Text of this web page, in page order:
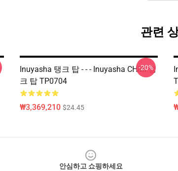
관련
Inuyasha 탱크 탑 - - - Inuyasha CHIBI 탱
크 탑 TP0704
₩3,369,210 $24.45
-20%
안심하고 쇼핑하세요